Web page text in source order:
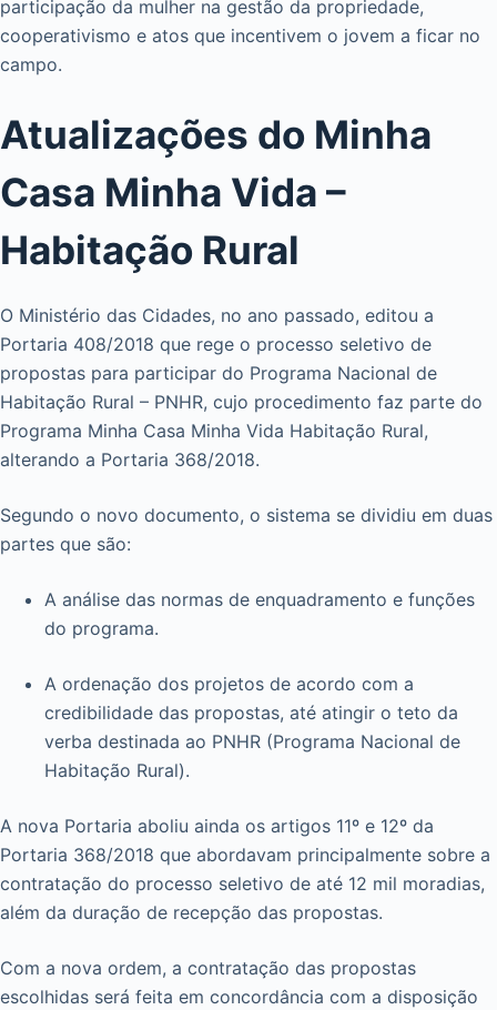
participação da mulher na gestão da propriedade,
cooperativismo e atos que incentivem o jovem a ficar no
campo.
Atualizações do Minha
Casa Minha Vida –
Habitação Rural
O Ministério das Cidades, no ano passado, editou a
Portaria 408/2018 que rege o processo seletivo de
propostas para participar do Programa Nacional de
Habitação Rural – PNHR, cujo procedimento faz parte do
Programa Minha Casa Minha Vida Habitação Rural,
alterando a Portaria 368/2018.
Segundo o novo documento, o sistema se dividiu em duas
partes que são:
A análise das normas de enquadramento e funções
do programa.
A ordenação dos projetos de acordo com a
credibilidade das propostas, até atingir o teto da
verba destinada ao PNHR (Programa Nacional de
Habitação Rural).
A nova Portaria aboliu ainda os artigos 11º e 12º da
Portaria 368/2018 que abordavam principalmente sobre a
contratação do processo seletivo de até 12 mil moradias,
além da duração de recepção das propostas.
Com a nova ordem, a contratação das propostas
escolhidas será feita em concordância com a disposição